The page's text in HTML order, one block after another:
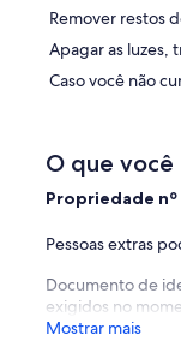
Remover restos
Apagar as luzes,
Caso você não
O que você
Propriedade nº
Pessoas extras
Documento de
exigidos no
Mostrar mais